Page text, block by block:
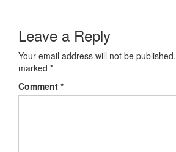
Leave a Reply
Your email address will not be published.
marked *
Comment *